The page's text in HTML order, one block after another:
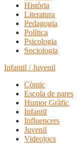
Història
Literatura
Pedagogia
Política
Psicologia
Sociologia
Infantil / Juvenil
Còmic
Escola de pares
Humor Gràfic
Infantil
Influencers
Juvenil
Videojocs